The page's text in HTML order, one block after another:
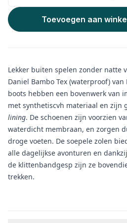
Toevoegen aan
Lekker buiten spelen zonder natte
Daniel Bambo Tex (waterproof)
boots hebben een bovenwerk van
met synthetiscvh materiaal en zijn
lining. De schoenen zijn voorzien
waterdicht membraan, en zorgen
droge voeten. De soepele zolen
alle dagelijkse avonturen en
de klittenbandgesp zijn ze
trekken.